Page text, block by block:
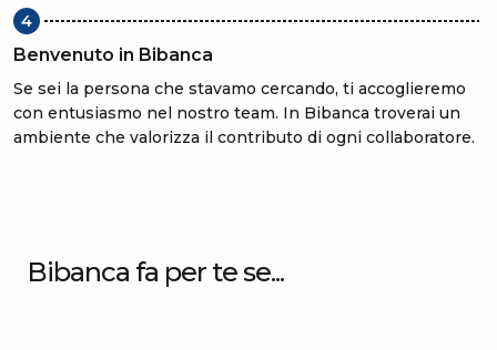
4
Benvenuto in Bibanca
Se sei la persona che stavamo cercando, ti accoglieremo
con entusiasmo nel nostro team. In Bibanca troverai un
ambiente che valorizza il contributo di ogni collaboratore.
Bibanca fa per te se...